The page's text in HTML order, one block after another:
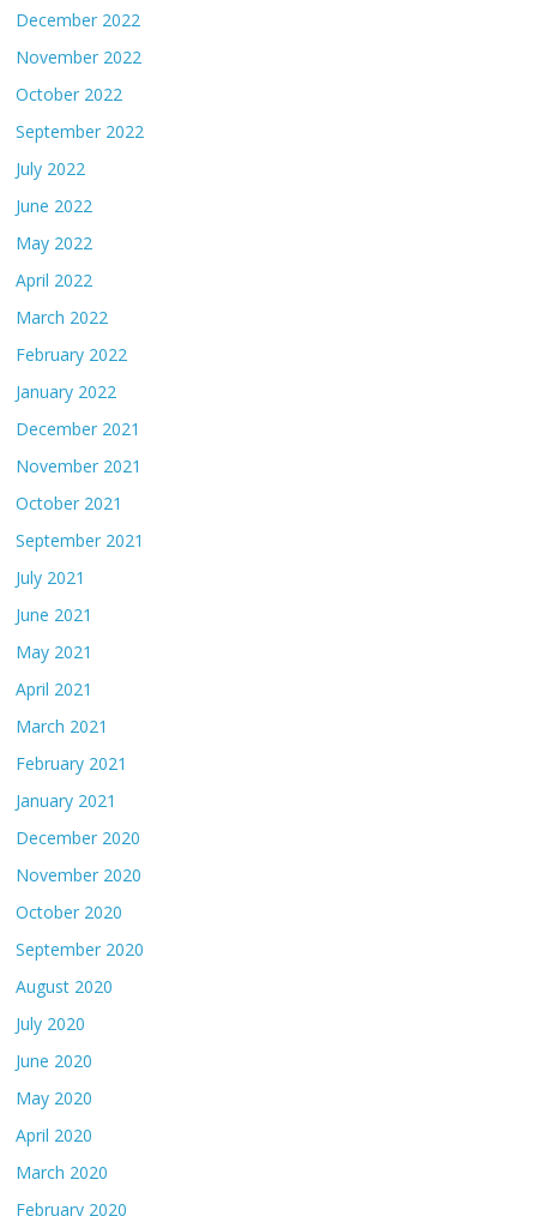
December 2022
November 2022
October 2022
September 2022
July 2022
June 2022
May 2022
April 2022
March 2022
February 2022
January 2022
December 2021
November 2021
October 2021
September 2021
July 2021
June 2021
May 2021
April 2021
March 2021
February 2021
January 2021
December 2020
November 2020
October 2020
September 2020
August 2020
July 2020
June 2020
May 2020
April 2020
March 2020
February 2020